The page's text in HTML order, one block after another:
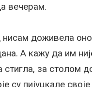
вечерам.
нисам доживела
А кажу да им
стигла, за столом
су пијуцкале